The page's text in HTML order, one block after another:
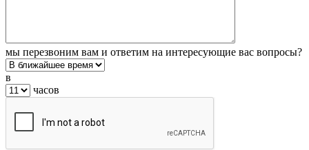
мы перезвоним вам и ответим на интересующие вас вопросы?
в
часов